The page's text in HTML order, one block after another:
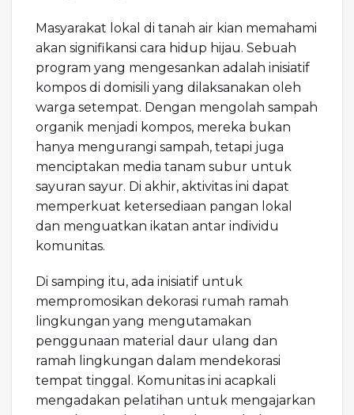
Masyarakat lokal di tanah air kian memahami
akan signifikansi cara hidup hijau. Sebuah
program yang mengesankan adalah inisiatif
kompos di domisili yang dilaksanakan oleh
warga setempat. Dengan mengolah sampah
organik menjadi kompos, mereka bukan
hanya mengurangi sampah, tetapi juga
menciptakan media tanam subur untuk
sayuran sayur. Di akhir, aktivitas ini dapat
memperkuat ketersediaan pangan lokal
dan menguatkan ikatan antar individu
komunitas.
Di samping itu, ada inisiatif untuk
mempromosikan dekorasi rumah ramah
lingkungan yang mengutamakan
penggunaan material daur ulang dan
ramah lingkungan dalam mendekorasi
tempat tinggal. Komunitas ini acapkali
mengadakan pelatihan untuk mengajarkan